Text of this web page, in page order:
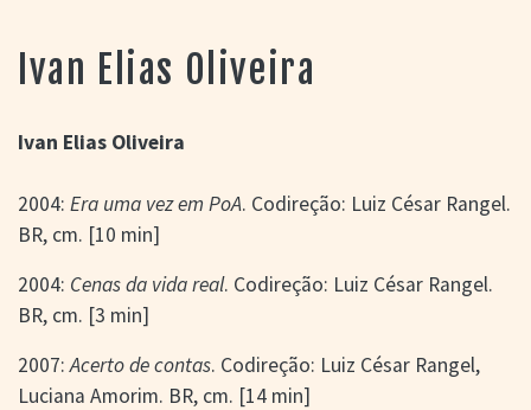
PORTAL DO
CINEMA GAÚCHO
> BUSCA AVANÇADA
> FILMOGRAFIAS DE
CINEASTAS
> DISCOGRAFIAS
CONTATO E
Ivan Elias Oliveira
Ivan Elias Oliveira
2004: Era uma vez em PoA. Codireção: Luiz César Rangel.
BR, cm. [10 min]
2004: Cenas da vida real. Codireção: Luiz César Rangel.
BR, cm. [3 min]
2007:Acerto de contas. Codireção: Luiz César Rangel,
Luciana Amorim. BR, cm. [14 min]